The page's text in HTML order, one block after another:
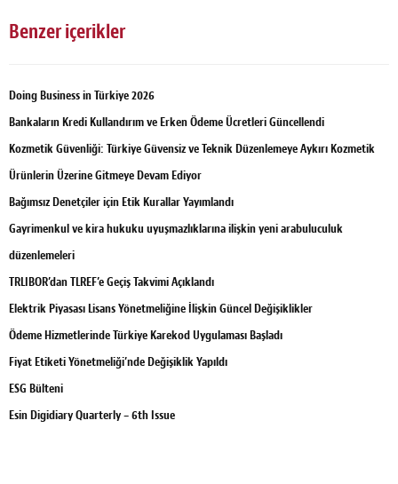
Benzer içerikler
Doing Business in Türkiye 2026
Bankaların Kredi Kullandırım ve Erken Ödeme Ücretleri Güncellendi
Kozmetik Güvenliği: Türkiye Güvensiz ve Teknik Düzenlemeye Aykırı Kozmetik
Ürünlerin Üzerine Gitmeye Devam Ediyor
Bağımsız Denetçiler için Etik Kurallar Yayımlandı
Gayrimenkul ve kira hukuku uyuşmazlıklarına ilişkin yeni arabuluculuk
düzenlemeleri
TRLIBOR’dan TLREF’e Geçiş Takvimi Açıklandı
Elektrik Piyasası Lisans Yönetmeliğine İlişkin Güncel Değişiklikler
Ödeme Hizmetlerinde Türkiye Karekod Uygulaması Başladı
Fiyat Etiketi Yönetmeliği’nde Değişiklik Yapıldı
ESG Bülteni
Esin Digidiary Quarterly – 6th Issue